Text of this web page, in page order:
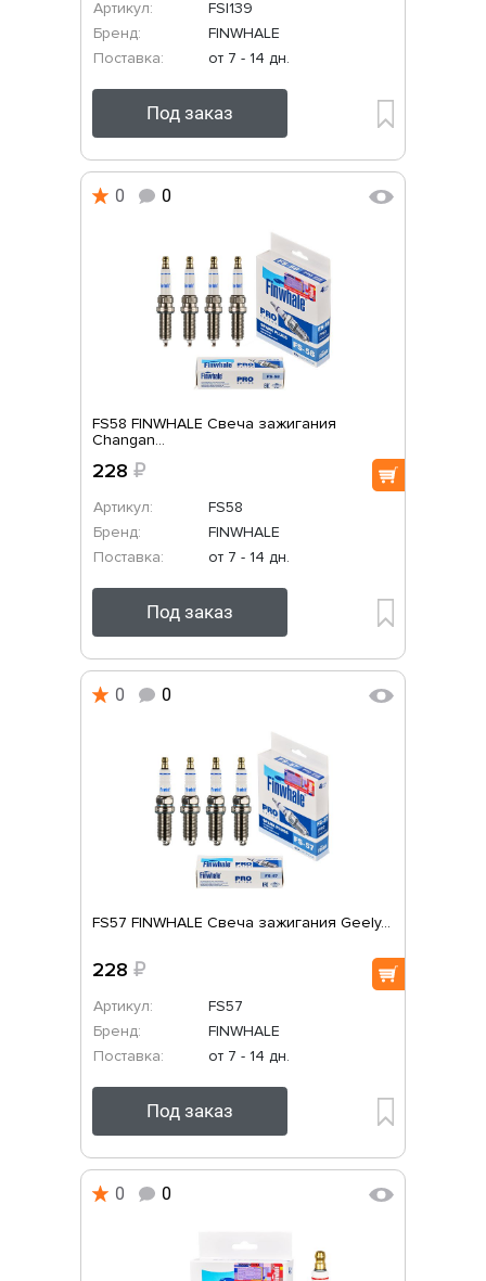
Артикул:
FSI139
Бренд:
FINWHALE
Поставка:
от 7 - 14 дн.
Под заказ
0 0
FS58 FINWHALE Свеча зажигания
Changan...
228 ₽
Артикул:
FS58
Бренд:
FINWHALE
Поставка:
от 7 - 14 дн.
Под заказ
0 0
FS57 FINWHALE Свеча зажигания Geely...
228 ₽
Артикул:
FS57
Бренд:
FINWHALE
Поставка:
от 7 - 14 дн.
Под заказ
0 0